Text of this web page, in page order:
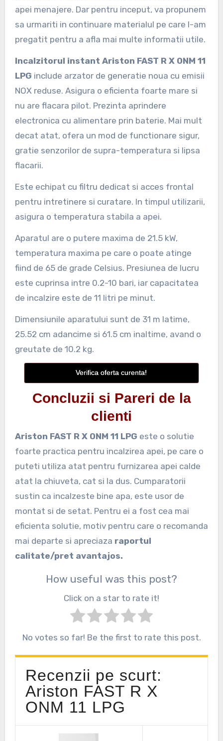
apei menajere. Dar pentru inceput, va propunem
sa urmariti in continuare materialul pe care l-am
pregatit pentru a afla mai multe informatii utile.
Incalzitorul instant Ariston FAST R X ONM 11
LPG include arzator de generatie noua cu emisii
NOX reduse. Asigura o eficienta foarte mare si
nu are flacara pilot. Prezinta aprindere
electronica cu alimentare prin baterie. Mai mult
decat atat, ofera un mod de functionare sigur,
gratie senzorilor de supra-temperatura si lipsa
flacarii.
Este echipat cu filtru dedicat si acces frontal
pentru intretinere si curatare. In timpul utilizarii,
asigura o temperatura stabila a apei.
Aparatul are o putere maxima de 21.5 kW,
temperatura maxima pe care o poate atinge
fiind de 65 de grade Celsius. Presiunea de lucru
este cuprinsa intre 0.2-10 bari, iar capacitatea
de incalzire este de 11 litri pe minut.
Dimensiunile aparatului sunt de 31 m latime,
25.52 cm adancime si 61.5 cm inaltime, avand o
greutate de 10.2 kg.
Verifica oferta curenta!
Concluzii si Pareri de la
clienti
Ariston FAST R X ONM 11 LPG este o solutie
foarte practica pentru incalzirea apei, pe care o
puteti utiliza atat pentru furnizarea apei calde
atat la chiuveta, cat si la dus. Cumparatorii
sustin ca incalzeste bine apa, este usor de
montat si de setat. Pentru ei a fost cea mai
eficienta solutie, motiv pentru care o recomanda
mai departe si apreciaza raportul
calitate/pret avantajos.
How useful was this post?
Click on a star to rate it!
No votes so far! Be the first to rate this post.
Recenzii pe scurt:
Ariston FAST R X
ONM 11 LPG